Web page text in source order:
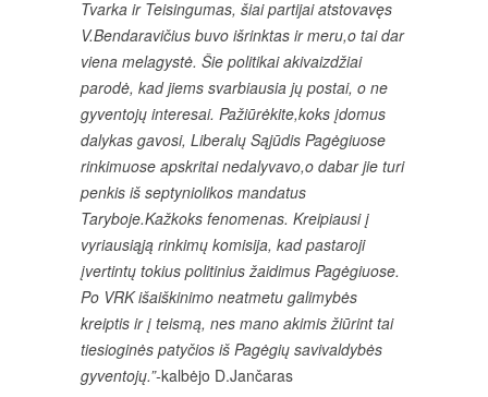
Tvarka ir Teisingumas, šiai partijai atstovavęs
V.Bendaravičius buvo išrinktas ir meru,o tai dar
viena melagystė. Šie politikai akivaizdžiai
parodė, kad jiems svarbiausia jų postai, o ne
gyventojų interesai. Pažiūrėkite,koks įdomus
dalykas gavosi, Liberalų Sąjūdis Pagėgiuose
rinkimuose apskritai nedalyvavo,o dabar jie turi
penkis iš septyniolikos mandatus
Taryboje.Kažkoks fenomenas. Kreipiausi į
vyriausiąją rinkimų komisija, kad pastaroji
įvertintų tokius politinius žaidimus Pagėgiuose.
Po VRK išaiškinimo neatmetu galimybės
kreiptis ir į teismą, nes mano akimis žiūrint tai
tiesioginės patyčios iš Pagėgių savivaldybės
gyventojų.”-kalbėjo D.Jančaras